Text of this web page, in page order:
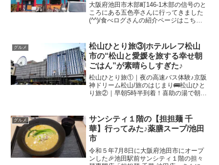
大阪府池田市木部町146-1木部の信号のと
ころにある五色亭さんに行ってきました
(^^)/食べログさんの紹介ページはこちら
す。この近所にはお寺や神社がありま
す。食後にお散...
グルメ
松山ひとり旅③|ホテルレフ松山
市の“松山と愛媛を旅する幸せ朝
ごはん”が素晴らしすぎた♪
松山ひとり旅①｜夜の高速バス体験♪京阪
神ドリーム松山/旅のはじまり🚌松山ひと
り旅②｜早朝5時半到着！喜助の湯で朝風
朝ごはんが素晴らしすぎたんだ！毎回の
旅行で、どこのホ...
グルメ
サンシティ１階の【担担麺 千
華】行ってみた♪薬膳スープ/池田
市
令和５年7月8日に大阪府池田市にオープ
ンした🎉池田駅前サンシティ１階の担々